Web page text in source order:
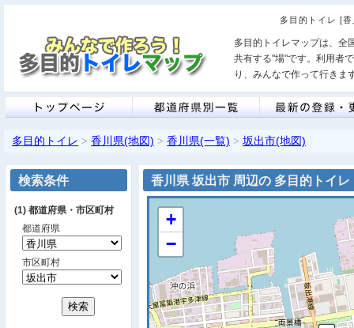
多目的トイレ [
多目的トイレマップは、全
共有する"場"です。利用者
り、みんなで作って行きま
多目的トイレ > 香川県(地図) > 香川県(一覧) > 坂出市(地図)
香川県 坂出市 周辺の 多目的トイレ
+
−
検索条件
(1) 都道府県・市区町村
都道府県
市区町村